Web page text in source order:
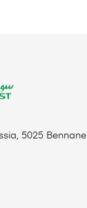
5025 Bennane